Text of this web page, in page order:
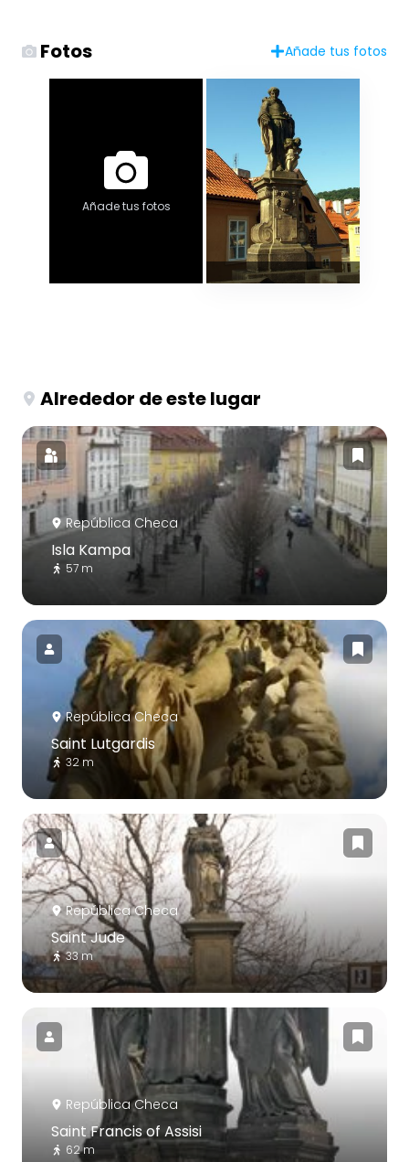
Fotos Añade tus fotos
Añade tus fotos
Alrededor de este lugar
República Checa
Isla Kampa
57 m
República Checa
Saint Lutgardis
32 m
República Checa
Saint Jude
33 m
República Checa
Saint Francis of Assisi
62 m